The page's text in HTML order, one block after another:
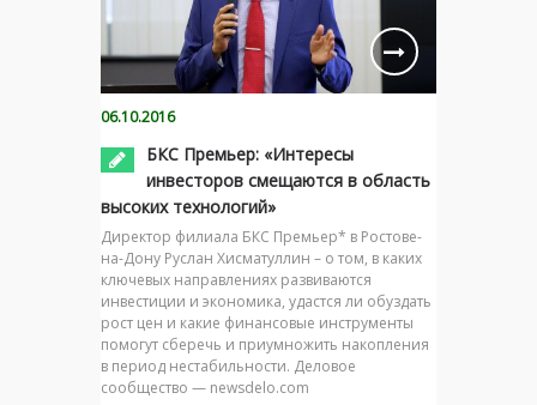
06.10.2016
БКС Премьер: «Интересы
инвесторов смещаются в область
высоких технологий»
Директор филиала БКС Премьер* в Ростове-
на-Дону Руслан Хисматуллин – о том, в каких
ключевых направлениях развиваются
инвестиции и экономика, удастся ли обуздать
рост цен и какие финансовые инструменты
помогут сберечь и приумножить накопления
в период нестабильности. Деловое
сообщество — newsdelo.com